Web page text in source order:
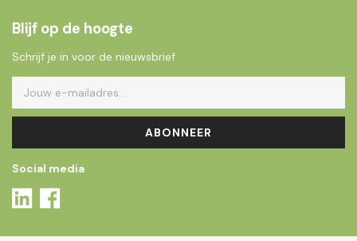
Blijf op de hoogte
Schrijf je in voor de nieuwsbrief
ABONNEER
Social media